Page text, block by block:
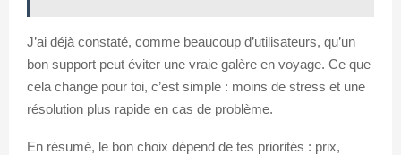
J’ai déjà constaté, comme beaucoup d’utilisateurs, qu’un
bon support peut éviter une vraie galère en voyage. Ce que
cela change pour toi, c’est simple : moins de stress et une
résolution plus rapide en cas de problème.
En résumé, le bon choix dépend de tes priorités : prix,